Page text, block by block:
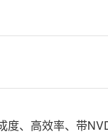
度、高效率、带